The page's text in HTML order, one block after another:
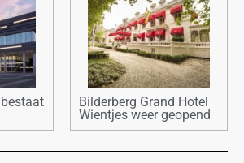
Bilderberg Grand Hotel
Wientjes weer geopend